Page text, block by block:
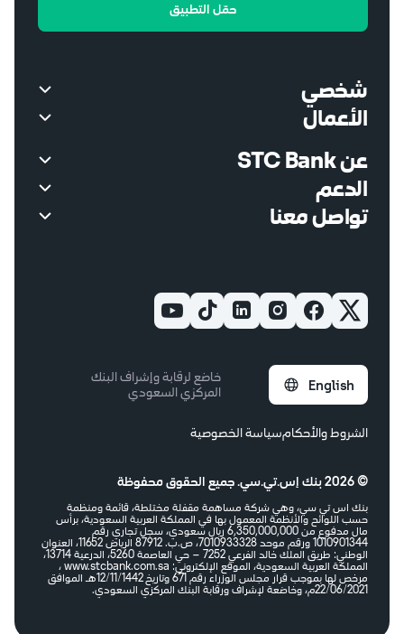
حمّل التطبيق
شخصي
البطاقات
تمويل سمارت
الأعمال
افتح حساب الأعمال
الدخول الى منصة الاعمال
عن STC Bank
أعضاء مجلس الإدارة
لجنة الشريعة
الدعم
الدعم والمساعدة
رسوم وتكاليف الخدمات
تواصل معنا
خارج المملكة
info@stcbank.com.sa
English
خاضع لرقابة وإشراف البنك
المركزي السعودي
الشروط والأحكامسياسة الخصوصية
© 2026 بنك إس.تي.سي. جميع الحقوق محفوظة
بنك اس تي سي، وهي شركة مساهمة مقفلة مختلطة، قائمة ومنظمة
حسب اللوائح والأنظمة المعمول بها في المملكة العربية السعودية، برأس
مال مدفوع من 6,350,000,000 ريال سعودي، سجل تجاري رقم
1010901344 ورقم موحد 7010933328، ص.ب. 87912 الرياض 11652، العنوان
الوطني: طريق الملك خالد الفرعي 7252 – حي العاصمة 5260، الدرعية 13714،
المملكة العربية السعودية، الموقع الإلكتروني: www.stcbank.com.sa ،
مرخص لها بموجب قرار مجلس الوزراء رقم 671 وتاريخ 12/11/1442هـ الموافق
22/06/2021م، وخاضعة لإشراف ورقابة البنك المركزي السعودي.